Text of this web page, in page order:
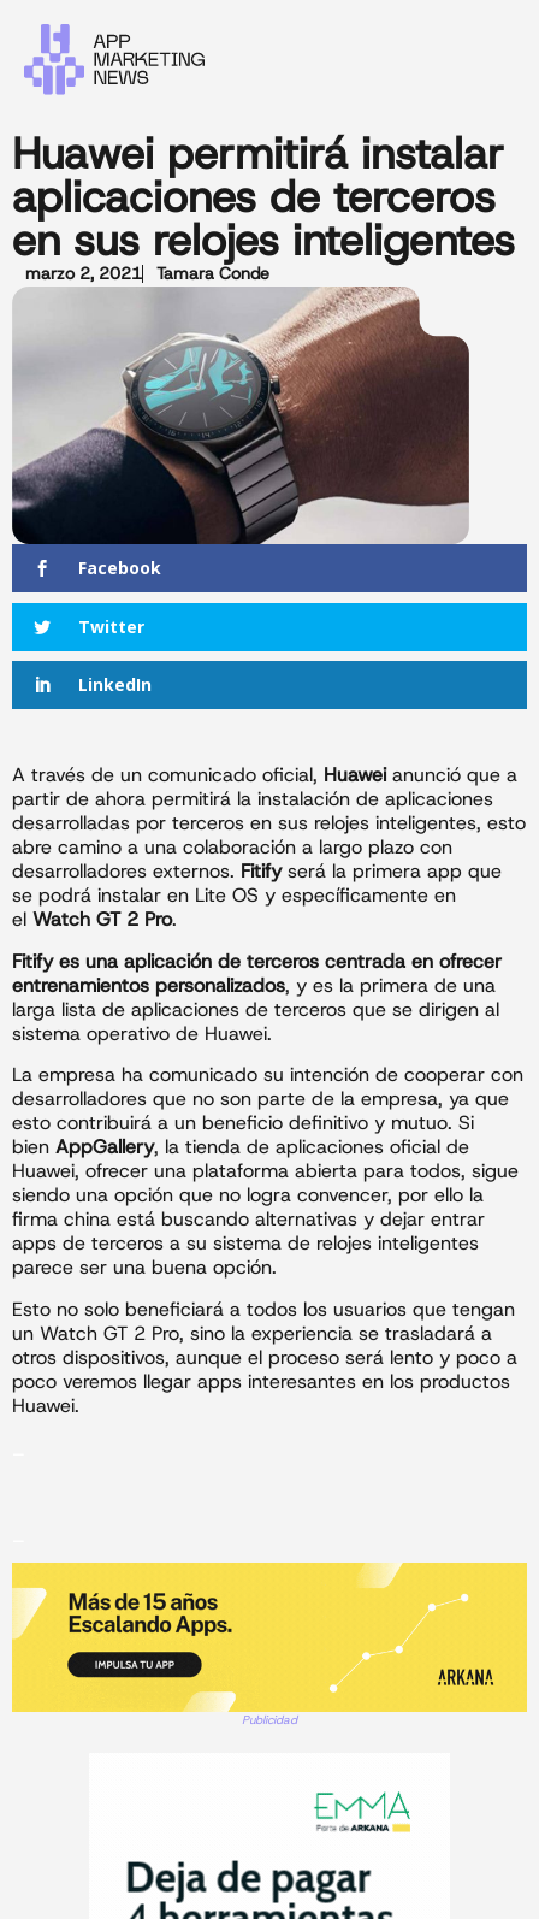
Huawei permitirá instalar
aplicaciones de terceros
en sus relojes inteligentes
marzo 2, 2021 Tamara Conde
Facebook
Twitter
LinkedIn
A través de un comunicado oficial, Huaweianunció que a
partir de ahora permitirá la instalación de aplicaciones
desarrolladas por terceros en sus relojes inteligentes, esto
abre camino a una colaboración a largo plazo con
desarrolladores externos. Fitifyserá la primera app que
se podrá instalar en Lite OS y específicamente en
el Watch GT 2 Pro.
Fitify es una aplicación de terceros centrada en ofrecer
entrenamientos personalizados, y es la primera de una
larga lista de aplicaciones de terceros que se dirigen al
sistema operativo de Huawei.
La empresa ha comunicado su intención de cooperar con
desarrolladores que no son parte de la empresa, ya que
esto contribuirá a un beneficio definitivo y mutuo. Si
bien AppGallery, la tienda de aplicaciones oficial de
Huawei, ofrecer una plataforma abierta para todos, sigue
siendo una opción que no logra convencer, por ello la
firma china está buscando alternativas y dejar entrar
apps de terceros a su sistema de relojes inteligentes
parece ser una buena opción.
Esto no solo beneficiará a todos los usuarios que tengan
un Watch GT 2 Pro, sino la experiencia se trasladará a
otros dispositivos, aunque el proceso será lento y poco a
poco veremos llegar apps interesantes en los productos
Huawei.
Publicidad